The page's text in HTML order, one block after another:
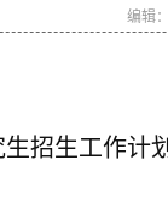
编辑
招生工作计